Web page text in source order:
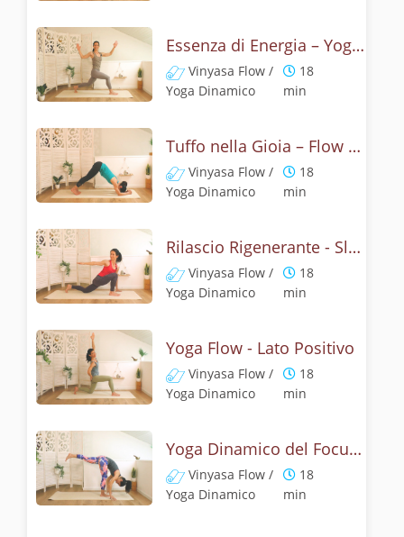
Essenza di Energia – Yoga e Torsioni
Vinyasa Flow /
Yoga Dinamico
18
min
Tuffo nella Gioia – Flow del Delfino
Vinyasa Flow /
Yoga Dinamico
18
min
Rilascio Rigenerante - Slow Flow
Vinyasa Flow /
Yoga Dinamico
18
min
Yoga Flow - Lato Positivo
Vinyasa Flow /
Yoga Dinamico
18
min
Yoga Dinamico del Focus Felice
Vinyasa Flow /
Yoga Dinamico
18
min